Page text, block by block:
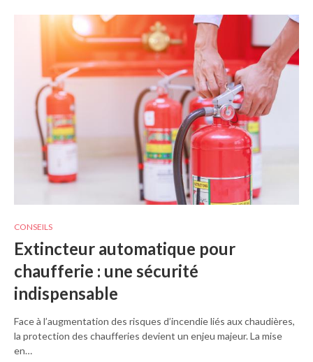
CONSEILS
Extincteur automatique pour
chaufferie : une sécurité
indispensable
Face à l’augmentation des risques d’incendie liés aux chaudières,
la protection des chaufferies devient un enjeu majeur. La mise
en…